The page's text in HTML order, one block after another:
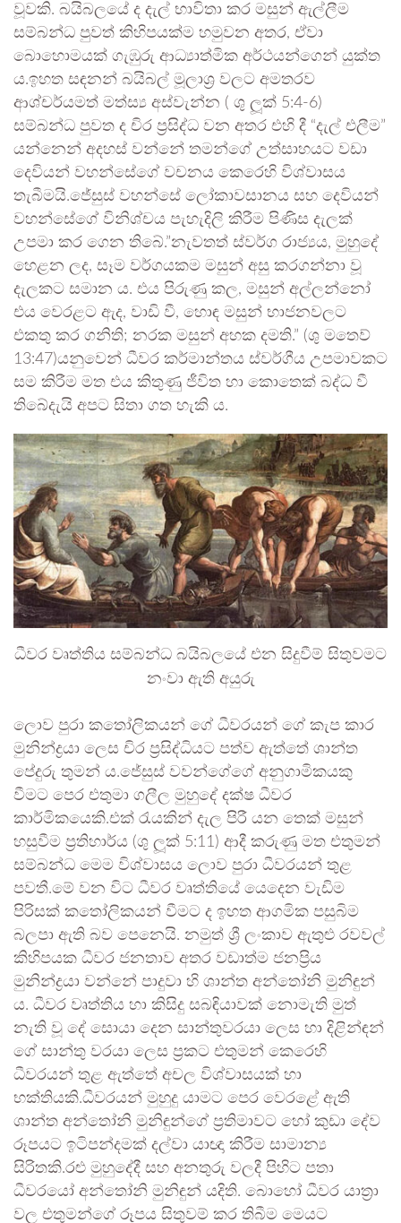
වූවකි. බයිබලයේ ද දැල් භාවිතා කර මසුන් ඇල්ලීම
සම්බන්ධ පුවත් කිහිපයක්ම හමුවන අතර, ඒවා
බොහොමයක් ගැඹුරු ආධ්‍යාත්මික අර්ථයන්ගෙන් යුක්ත
ය.ඉහත සඳනන් බයිබල් මූලාශ්‍ර වලට අමතරව
ආශ්චර්යමත් මත්ස්‍ය අස්වැන්න ( ශු ලූක් 5:4-6)
සම්බන්ධ පුවත ද චිර ප්‍රසිද්ධ වන අතර එහි දී “දැල් එලීම”
යන්නෙන් අදහස් වන්නේ තමන්ගේ උත්සාහයට වඩා
දෙවියන් වහන්සේගේ වචනය කෙරෙහි විශ්වාසය
තැබීමයි.ජේසුස් වහන්සේ ලෝකාවසානය සහ දෙවියන්
වහන්සේගේ විනිශ්චය පැහැදිලි කිරීම පිණිස දැලක්
උපමා කර ගෙන තිබේ.”නැවතත් ස්වර්ග රාජ්‍යය, මුහුදේ
හෙළන ලද, සෑම වර්ගයකම මසුන් අසු කරගන්නා වූ
දැලකට සමාන ය. එය පිරුණු කල, මසුන් අල්ලන්නෝ
එය වෙරළට ඇද, වාඩි වී, හොඳ මසුන් භාජනවලට
එකතු කර ගනිති; නරක මසුන් අහක දමති.” (ශු මතෙව්
13:47)යනුවෙන් ධීවර කර්මාන්තය ස්වර්ගීය උපමාවකට
සම කිරීම මත එය කිතුණු ජීවිත හා කොතෙක් බද්ධ වී
තිබේදැයි අපට සිතා ගත හැකි ය.
ධීවර වෘත්තිය සම්බන්ධ බයිබලයේ එන සිදුවීම් සිතුවමට
නංවා ඇති අයුරු
ලොව පුරා කතෝලිකයන් ගේ ධීවරයන් ගේ කැප කාර
මුනින්ද්‍රයා ලෙස චිර ප්‍රසිද්ධියට පත්ව ඇත්තේ ශාන්ත
පේදුරු තුමන් ය.ජේසුස් වවන්ගේගේ අනුගාමිකයකු
වීමට පෙර එතුමා ගලීල මුහුදේ දක්ෂ ධීවර
කාර්මිකයෙකි.එක් රැයකින් දැල පිරී යන තෙක් මසුන්
හසුවීම ප්‍රතිහාර්ය (ශු ලූක් 5:11) ආදී කරුණු මත එතුමන්
සම්බන්ධ මෙම විශ්වාසය ලොව පුරා ධීවරයන් තුළ
පවතී.මේ වන විට ධීවර වෘත්තියේ යෙදෙන වැඩිම
පිරිසක් කතෝලිකයන් වීමට ද ඉහත ආගමික පසුබිම
බලපා ඇති බව පෙනෙයි. නමුත් ශ්‍රී ලංකාව ඇතුළු රවවල්
කිහිපයක ධීවර ජනතාව අතර වඩාත්ම ජනප්‍රිය
මුනින්ද්‍රයා වන්නේ පාදුවා හි ශාන්ත අන්තෝනි මුනිඳුන්
ය. ධීවර වෘත්තිය හා කිසිදු සබඳියාවක් නොමැති මුත්
නැති වූ දේ සොයා දෙන සාන්තුවරයා ලෙස හා දිළින්ඳන්
ගේ සාන්තු වරයා ලෙස ප්‍රකට එතුමන් කෙරෙහි
ධීවරයන් තුළ ඇත්තේ අචල විශ්වාසයක් හා
භක්තියකි.ධීවරයන් මුහුදු යාමට පෙර වෙරළේ ඇති
ශාන්ත අන්තෝනි මුනිඳුන්ගේ ප්‍රතිමාවට හෝ කුඩා දේව
රූපයට ඉටිපන්දමක් දල්වා යාඥා කිරීම සාමාන්‍ය
සිරිතකි.රළු මුහුදේදී සහ අනතුරු වලදී පිහිට පතා
ධීවරයෝ අන්තෝනි මුනිඳුන් යදිති. බොහෝ ධීවර යාත්‍රා
වල එතුමන්ගේ රූපය සිතුවම් කර තිබීම මෙයට